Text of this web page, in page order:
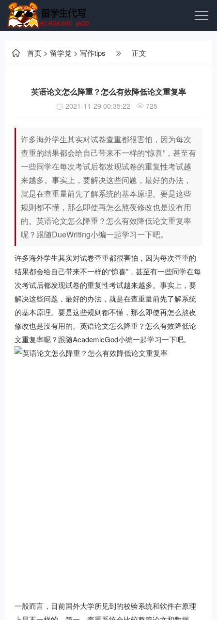
首页 > 留学党 > 写作tips 正文
英语论文怎么降重？怎么有效降低论文重复率
2021-11-29 00:35:22 725
许多海外学生其实对试卷查重都很害怕，因为每次
查重的结果都会给自己带来不一样的“惊喜”，甚至有
一些同学在每次考试后都发现试卷的重复性考试越
来越多。事实上，要解决这些问题，最好的办法，
就是在查重量前先了解系统的基本原理。要是这些
规则都不懂，那么即使再怎么熬夜修改也是没有用
的。英语论文怎么降重？怎么有效降低论文重复率
呢？跟随DueWriting小编一起学习一下吧。
许多海外学生其实对试卷查重都很害怕，因为每次查重的
结果都会给自己带来不一样的“惊喜”，甚至有一些同学在每
次考试后都发现试卷的重复性考试越来越多。事实上，要
解决这些问题，最好的办法，就是在查重量前先了解系统
的基本原理。要是这些规则都不懂，那么即使再怎么熬夜
修改也是没有用的。英语论文怎么降重？怎么有效降低论
文重复率呢？跟随AcademicGod小编一起学习一下吧。
一般而言，目前国外大学所见到的校验系统和软件在原理